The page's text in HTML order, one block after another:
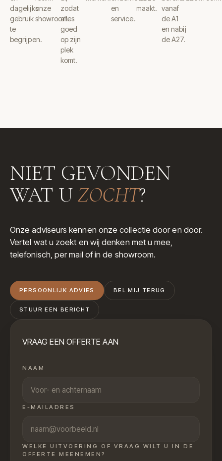
dagelijks
gebruik
te
begrijpen.
onze
showroom.
zodat
alles
goed
op zijn
plek
komt.
en
service.
maakt. vanaf
de A1
en nabij
de A27.
NIET GEVONDEN
WAT UZOCHT?
Onze adviseurs kennen onze collectie door en door.
Vertel wat u zoekt en wij denken met u mee,
telefonisch, per mail of in de showroom.
PERSOONLIJK ADVIES BEL MIJ TERUG
STUUR EEN BERICHT
VRAAG EEN OFFERTE AAN
NAAM
E-MAILADRES
WELKE UITVOERING OF VRAAG WILT U IN DE
OFFERTE MEENEMEN?